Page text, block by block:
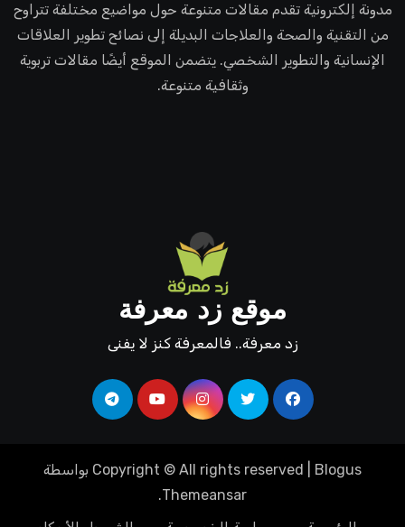
مدونة إلكترونية تقدم مقالات متنوعة حول مواضيع مختلفة تتراوح
من التقنية والصحة والعلاجات البديلة إلى نصائح تطوير العلاقات
الإنسانية والتطوير الشخصي. يتضمن الموقع أيضًا مقالات تربوية
وثقافية متنوعة.
موقع زد معرفة
زد معرفة.. فالمعرفة كنز لا يفنى
Copyright © All rights reserved Blogus
بواسطة
Themeansar
.